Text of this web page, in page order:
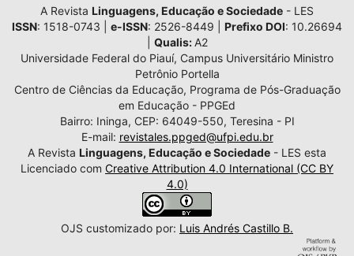
A Revista Linguagens, Educação e Sociedade - LES
ISSN: 1518-0743 | e-ISSN: 2526-8449 | Prefixo DOI: 10.26694
Qualis: A2
Universidade Federal do Piauí, Campus Universitário Ministro
Petrônio Portella
Centro de Ciências da Educação, Programa de Pós-Graduação
em Educação - PPGEd
Bairro: Ininga, CEP: 64049-550, Teresina - PI
E-mail: revistales.ppged@ufpi.edu.br
A Revista Linguagens, Educação e Sociedade - LES esta
Licenciado com Creative Attribution 4.0 International (CC BY
4.0)
OJS customizado por: Luis Andrés Castillo B.